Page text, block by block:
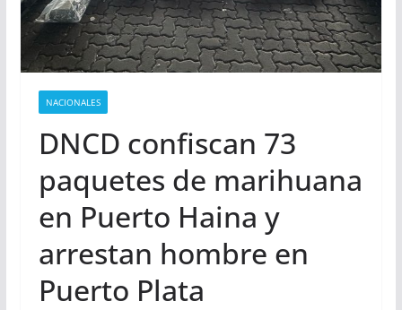
NACIONALES
DNCD confiscan 73
paquetes de marihuana
en Puerto Haina y
arrestan hombre en
Puerto Plata